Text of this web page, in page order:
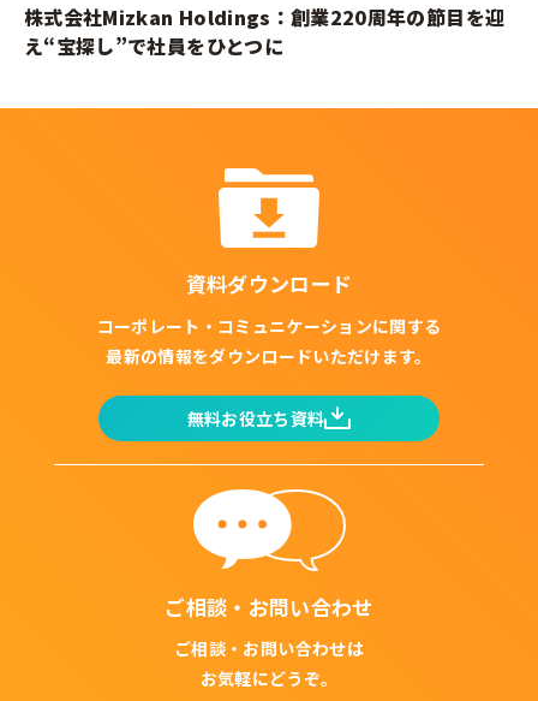
株式会社Mizkan Holdings：創業220周年の節目を迎
え“宝探し”で社員をひとつに
資料ダウンロード
コーポレート・コミュニケーションに関する
最新の情報をダウンロードいただけます。
無料お役立ち資料
ご相談・お問い合わせ
ご相談・お問い合わせは
お気軽にどうぞ。